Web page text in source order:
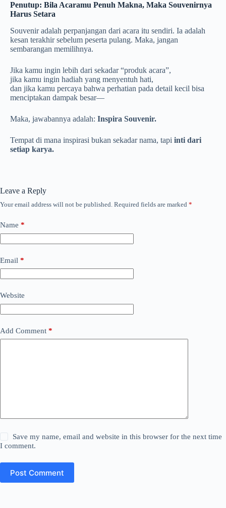
Penutup: Bila Acaramu Penuh Makna, Maka Souvenirnya
Harus Setara
Souvenir adalah perpanjangan dari acara itu sendiri. Ia adalah
kesan terakhir sebelum peserta pulang. Maka, jangan
sembarangan memilihnya.
Jika kamu ingin lebih dari sekadar “produk acara”,
jika kamu ingin hadiah yang menyentuh hati,
dan jika kamu percaya bahwa perhatian pada detail kecil bisa
menciptakan dampak besar—
Maka, jawabannya adalah: Inspira Souvenir.
Tempat di mana inspirasi bukan sekadar nama, tapi inti dari
setiap karya.
Leave a Reply
Your email address will not be published. Required fields are marked *
Name *
Email *
Website
Add Comment *
Save my name, email and website in this browser for the next time
I comment.
Post Comment